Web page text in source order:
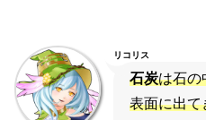
リコリス
石炭は石の
表面に出て